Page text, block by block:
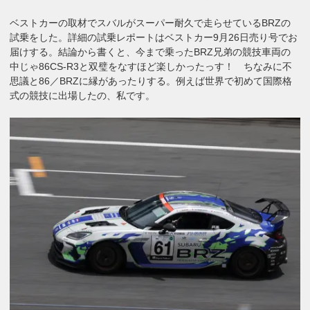
ベストカーの取材でスバルがスーパー耐久で走らせているBRZの
試乗をした。詳細の試乗レポートはベストカー9月26日売り号でお
届けする。結論から書くと、今まで乗ったBRZ兄弟の競技車両の
中じゃ86CS-R3と双璧をなすほど楽しかったっす！ ちなみに不
思議と86／BRZに縁があったりする。例えば世界で初めて国際格
式の競技に出場したの、私です。